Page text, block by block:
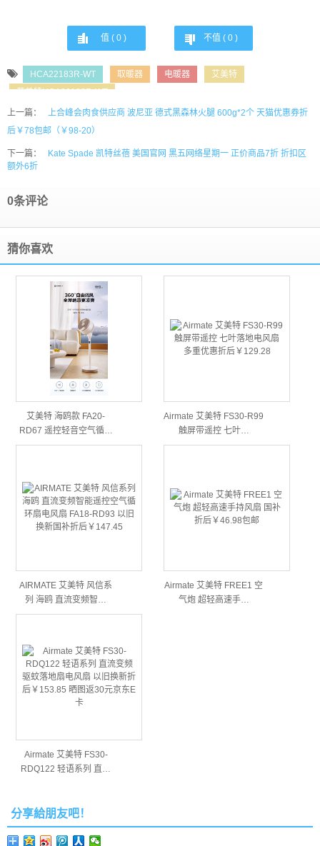
值 ( 0 ) 不值 ( 0 )
HCA22183R-WT 取暖器 电暖器
艾美特
艾美特HCA22183R-WT
上一篇：
上合峰会肉食供应商 波尼亚 德式黑森林火腿 600g*2个 天猫优惠券折
后￥78包邮（￥98-20）
下一篇：
Kate Spade 凯特丝蓓 美国官网 黑五网络星期一 正价商品7折 折扣区
额外6折
0条评论
猜你喜欢
艾美特 海鸥款 FA20-
RD67 遥控轻音空气循…
Airmate 艾美特 FS30-R99
触屏带遥控 七叶…
AIRMATE 艾美特 风信系
列 海鸥 直流变频智…
Airmate 艾美特 FREE1 空
气炮 超轻高速手…
Airmate 艾美特 FS30-
RDQ122 轻语系列 直…
分享給朋友吧！